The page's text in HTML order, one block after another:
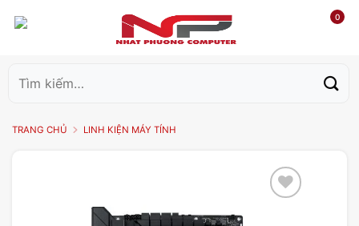
0
kiếm:
TRANG CHỦ LINH KIỆN MÁY TÍNH